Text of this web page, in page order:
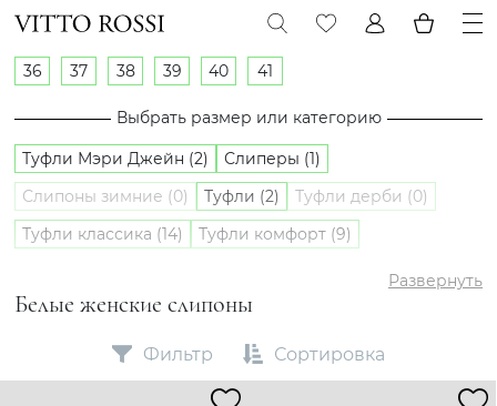
Белые женские слипоны
36 37 38 39 40 41
Выбрать размер или категорию
Туфли Мэри Джейн (2)
Слиперы (1)
Слипоны зимние (0)
Туфли (2)
Туфли дерби (0)
Туфли классика (14)
Туфли комфорт (9)
Слипоны (3)
Развернуть
Фильтр Сортировка